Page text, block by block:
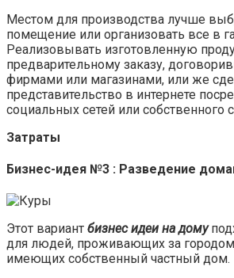
Местом для производства лучше
помещение или организовать все в
Реализовывать изготовленную
предварительному заказу,
фирмами или магазинами, или же
представительство в интернете
социальных сетей или собственного
Затраты
Бизнес-идея №3 : Разведение
Этот вариант бизнес идеи на дому
для людей, проживающих за
имеющих собственный частный дом.